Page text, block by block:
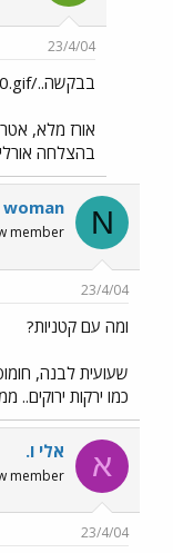
23/4/04
בבקשה../images/Emo140.gif
אורז מלא,
בהצלחה אורלי
N
member
23/4/04
ומה עם קטניות?
שעועית לבנה,
כמו ירקות
א אלי ו.
member
23/4/04